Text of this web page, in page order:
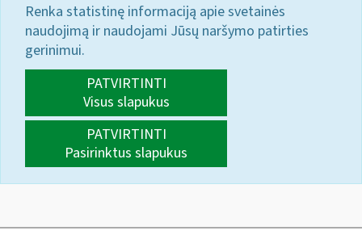
Renka statistinę informaciją apie svetainės
naudojimą ir naudojami Jūsų naršymo patirties
gerinimui.
PATVIRTINTI
Visus slapukus
PATVIRTINTI
Pasirinktus slapukus